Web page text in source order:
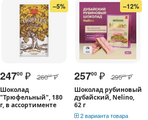
–5%
24700 ₽ 26000 ₽
Шоколад
"Трюфельный", 180
г, в ассортименте
–12%
25700 ₽ 29500 ₽
Шоколад рубиновый
дубайский, Nelino,
62 г
2 варианта товара